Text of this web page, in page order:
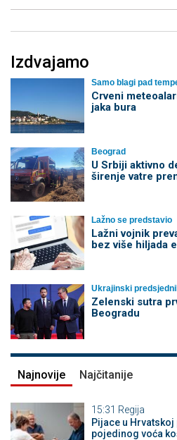
Izdvajamo
Samo blagi pad
Crveni
jaka bura
Beograd
U Srbiji aktivno
širenje vatre
Lažno se predstavio
Lažni vojnik
bez više hiljada
Ukrajinski
Zelenski sutra
Beogradu
Najnovije Najčitanije
15:31 Regija
Pijace u
pojedinog voća